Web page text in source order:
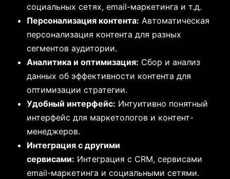
социальных сетях, email-маркетинга и т.д.
Персонализация контента: Автоматическая
персонализация контента для разных
сегментов аудитории.
Аналитика и оптимизация: Сбор и анализ
данных об эффективности контента для
оптимизации стратегии.
Удобный интерфейс: Интуитивно понятный
интерфейс для маркетологов и контент-
менеджеров.
Интеграция с другими
сервисами: Интеграция с CRM, сервисами
email-маркетинга и социальными сетями.